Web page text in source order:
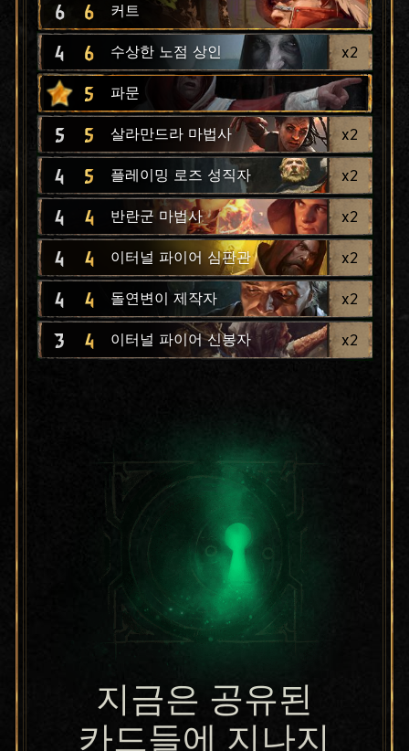
6 6 커트
4 6 수상한 노점 상인 x2
5 파문
5 5 살라만드라 마법사 x2
4 5 플레이밍 로즈 성직자 x2
4 4 반란군 마법사 x2
4 4 이터널 파이어 심판관 x2
4 4 돌연변이 제작자 x2
3 4 이터널 파이어 신봉자 x2
지금은 공유된
카드들에 지나지